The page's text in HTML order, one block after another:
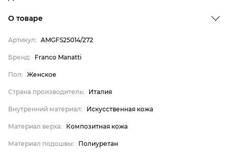
Страна производитель
Внутренний материал
Материал верха
Материал подошвы
Искусственная кожа
О товаре
Артикул: AMGFS25014/272
Бренд: Franco Manatti
Пол: Женское
Страна производитель: Италия
Внутренний материал: Искусственная кожа
Материал верха: Композитная кожа
Материал подошвы: Полиуретан